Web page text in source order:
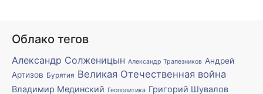
Облако тегов
Александр Солженицын Александр Трапезников Андрей
Артизов Бурятия Великая Отечественная война
Владимир Мединский Геополитика Григорий Шувалов